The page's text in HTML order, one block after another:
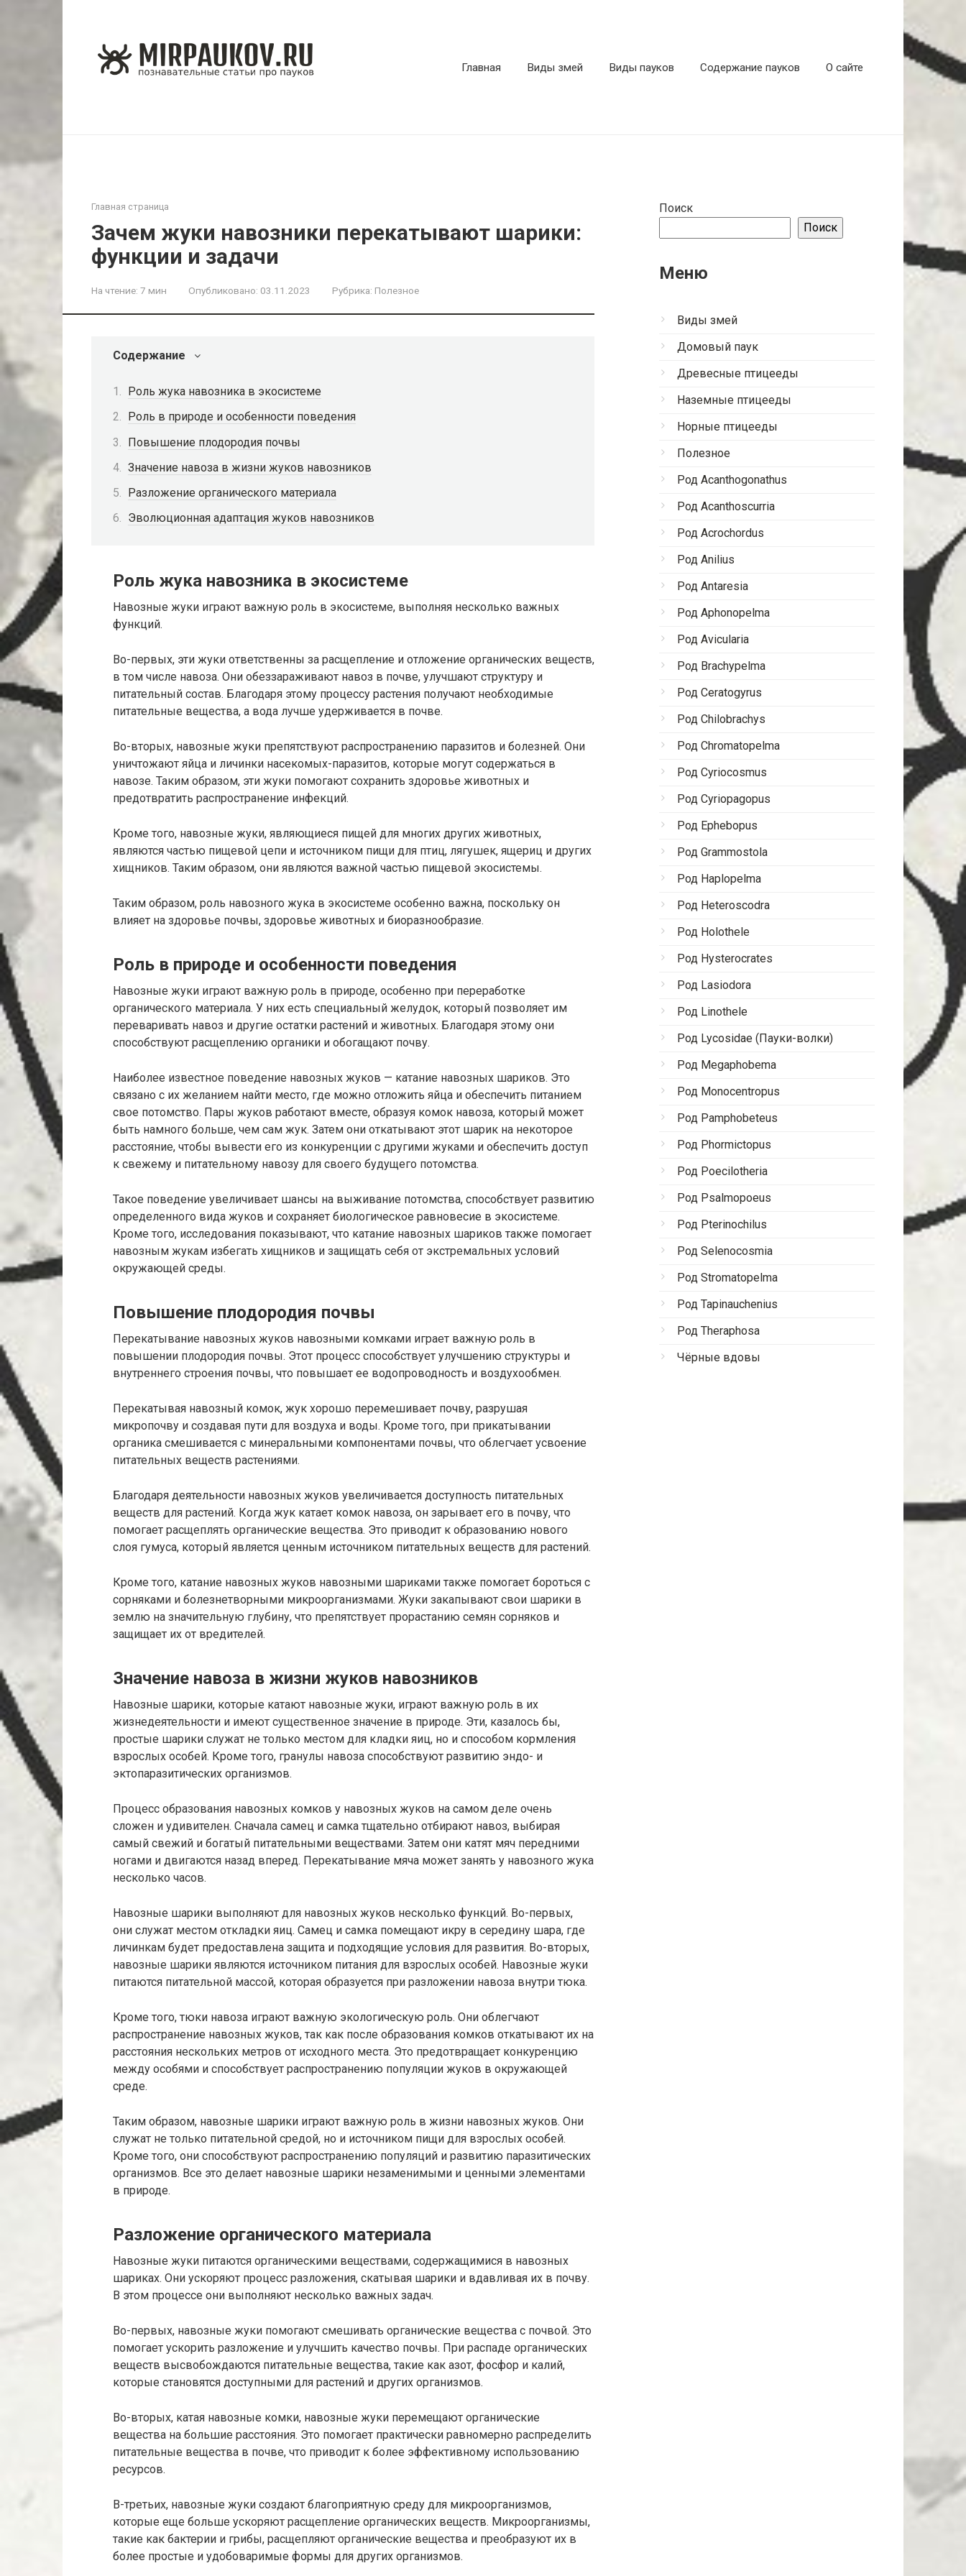
Главная Виды змей Виды пауков Содержание пауков О сайте
Главная страница
Зачем жуки навозники перекатывают шарики:
функции и задачи
На чтение: 7 мин Опубликовано: 03.11.2023 Рубрика: Полезное
Содержание
Роль жука навозника в экосистеме
Роль в природе и особенности поведения
Повышение плодородия почвы
Значение навоза в жизни жуков навозников
Разложение органического материала
Эволюционная адаптация жуков навозников
Роль жука навозника в экосистеме
Навозные жуки играют важную роль в экосистеме, выполняя несколько важных
функций.
Во-первых, эти жуки ответственны за расщепление и отложение органических веществ,
в том числе навоза. Они обеззараживают навоз в почве, улучшают структуру и
питательный состав. Благодаря этому процессу растения получают необходимые
питательные вещества, а вода лучше удерживается в почве.
Во-вторых, навозные жуки препятствуют распространению паразитов и болезней. Они
уничтожают яйца и личинки насекомых-паразитов, которые могут содержаться в
навозе. Таким образом, эти жуки помогают сохранить здоровье животных и
предотвратить распространение инфекций.
Кроме того, навозные жуки, являющиеся пищей для многих других животных,
являются частью пищевой цепи и источником пищи для птиц, лягушек, ящериц и других
хищников. Таким образом, они являются важной частью пищевой экосистемы.
Таким образом, роль навозного жука в экосистеме особенно важна, поскольку он
влияет на здоровье почвы, здоровье животных и биоразнообразие.
Роль в природе и особенности поведения
Навозные жуки играют важную роль в природе, особенно при переработке
органического материала. У них есть специальный желудок, который позволяет им
переваривать навоз и другие остатки растений и животных. Благодаря этому они
способствуют расщеплению органики и обогащают почву.
Наиболее известное поведение навозных жуков — катание навозных шариков. Это
связано с их желанием найти место, где можно отложить яйца и обеспечить питанием
свое потомство. Пары жуков работают вместе, образуя комок навоза, который может
быть намного больше, чем сам жук. Затем они откатывают этот шарик на некоторое
расстояние, чтобы вывести его из конкуренции с другими жуками и обеспечить доступ
к свежему и питательному навозу для своего будущего потомства.
Такое поведение увеличивает шансы на выживание потомства, способствует развитию
определенного вида жуков и сохраняет биологическое равновесие в экосистеме.
Кроме того, исследования показывают, что катание навозных шариков также помогает
навозным жукам избегать хищников и защищать себя от экстремальных условий
окружающей среды.
Повышение плодородия почвы
Перекатывание навозных жуков навозными комками играет важную роль в
повышении плодородия почвы. Этот процесс способствует улучшению структуры и
внутреннего строения почвы, что повышает ее водопроводность и воздухообмен.
Перекатывая навозный комок, жук хорошо перемешивает почву, разрушая
микропочву и создавая пути для воздуха и воды. Кроме того, при прикатывании
органика смешивается с минеральными компонентами почвы, что облегчает усвоение
питательных веществ растениями.
Благодаря деятельности навозных жуков увеличивается доступность питательных
веществ для растений. Когда жук катает комок навоза, он зарывает его в почву, что
помогает расщеплять органические вещества. Это приводит к образованию нового
слоя гумуса, который является ценным источником питательных веществ для растений.
Кроме того, катание навозных жуков навозными шариками также помогает бороться с
сорняками и болезнетворными микроорганизмами. Жуки закапывают свои шарики в
землю на значительную глубину, что препятствует прорастанию семян сорняков и
защищает их от вредителей.
Значение навоза в жизни жуков навозников
Навозные шарики, которые катают навозные жуки, играют важную роль в их
жизнедеятельности и имеют существенное значение в природе. Эти, казалось бы,
простые шарики служат не только местом для кладки яиц, но и способом кормления
взрослых особей. Кроме того, гранулы навоза способствуют развитию эндо- и
эктопаразитических организмов.
Процесс образования навозных комков у навозных жуков на самом деле очень
сложен и удивителен. Сначала самец и самка тщательно отбирают навоз, выбирая
самый свежий и богатый питательными веществами. Затем они катят мяч передними
ногами и двигаются назад вперед. Перекатывание мяча может занять у навозного жука
несколько часов.
Навозные шарики выполняют для навозных жуков несколько функций. Во-первых,
они служат местом откладки яиц. Самец и самка помещают икру в середину шара, где
личинкам будет предоставлена ​​защита и подходящие условия для развития. Во-вторых,
навозные шарики являются источником питания для взрослых особей. Навозные жуки
питаются питательной массой, которая образуется при разложении навоза внутри тюка.
Кроме того, тюки навоза играют важную экологическую роль. Они облегчают
распространение навозных жуков, так как после образования комков откатывают их на
расстояния нескольких метров от исходного места. Это предотвращает конкуренцию
между особями и способствует распространению популяции жуков в окружающей
среде.
Таким образом, навозные шарики играют важную роль в жизни навозных жуков. Они
служат не только питательной средой, но и источником пищи для взрослых особей.
Кроме того, они способствуют распространению популяций и развитию паразитических
организмов. Все это делает навозные шарики незаменимыми и ценными элементами
в природе.
Разложение органического материала
Навозные жуки питаются органическими веществами, содержащимися в навозных
шариках. Они ускоряют процесс разложения, скатывая шарики и вдавливая их в почву.
В этом процессе они выполняют несколько важных задач.
Во-первых, навозные жуки помогают смешивать органические вещества с почвой. Это
помогает ускорить разложение и улучшить качество почвы. При распаде органических
веществ высвобождаются питательные вещества, такие как азот, фосфор и калий,
которые становятся доступными для растений и других организмов.
Во-вторых, катая навозные комки, навозные жуки перемещают органические
вещества на большие расстояния. Это помогает практически равномерно распределить
питательные вещества в почве, что приводит к более эффективному использованию
ресурсов.
В-третьих, навозные жуки создают благоприятную среду для микроорганизмов,
которые еще больше ускоряют расщепление органических веществ. Микроорганизмы,
такие как бактерии и грибы, расщепляют органические вещества и преобразуют их в
более простые и удобоваримые формы для других организмов.
Поиск
Поиск
Меню
Виды змей
Домовый паук
Древесные птицееды
Наземные птицееды
Норные птицееды
Полезное
Род Acanthogonathus
Род Acanthoscurria
Род Acrochordus
Род Anilius
Род Antaresia
Род Aphonopelma
Род Avicularia
Род Brachypelma
Род Ceratogyrus
Род Chilobrachys
Род Chromatopelma
Род Cyriocosmus
Род Cyriopagopus
Род Ephebopus
Род Grammostola
Род Haplopelma
Род Heteroscodra
Род Holothele
Род Hysterocrates
Род Lasiodora
Род Linothele
Род Lycosidae (Пауки-волки)
Род Megaphobema
Род Monocentropus
Род Pamphobeteus
Род Phormictopus
Род Poecilotheria
Род Psalmopoeus
Род Pterinochilus
Род Selenocosmia
Род Stromatopelma
Род Tapinauchenius
Род Theraphosa
Чёрные вдовы